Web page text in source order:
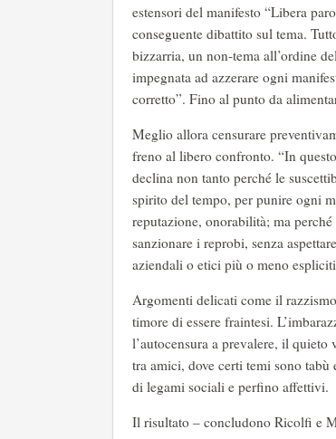
estensori del manifesto “Libera
conseguente dibattito sul tema.
bizzarria, un non-tema all’ordine
impegnata ad azzerare ogni
corretto”. Fino al punto da
Meglio allora censurare
freno al libero confronto. “In
declina non tanto perché le
spirito del tempo, per punire ogni
reputazione, onorabilità; ma
sanzionare i reprobi, senza
aziendali o etici più o meno
Argomenti delicati come il
timore di essere fraintesi.
l’autocensura a prevalere, il
tra amici, dove certi temi sono
di legami sociali e perfino affettivi.
Il risultato – concludono Ricolfi e